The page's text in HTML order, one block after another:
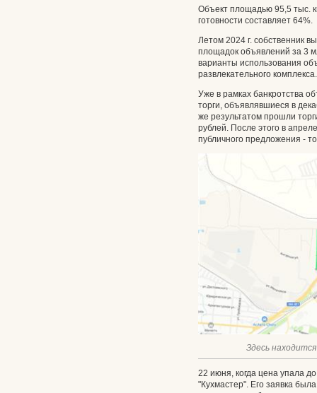
Объект площадью 95,5 тыс.
готовности составляет 64%.
Летом 2024 г. собственник
площадок объявлений за 3
варианты использования
развлекательного комплекса.
Уже в рамках банкротства
торги, объявлявшиеся в
же результатом прошли
рублей. После этого в
публичного предложения -
Здесь
22 июня, когда цена упала
"Кухмастер". Его заявка